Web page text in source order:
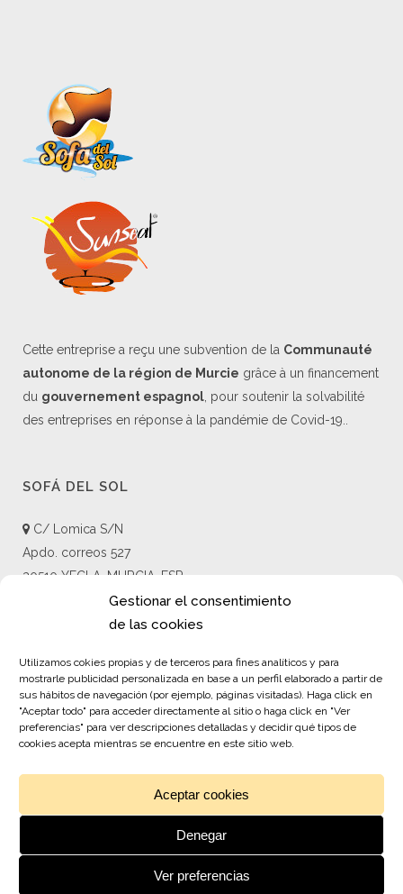
Gestionar el consentimiento
de las cookies
Utilizamos cokies propias y de terceros para fines analíticos y para
mostrarle publicidad personalizada en base a un perfil elaborado a partir de
sus hábitos de navegación (por ejemplo, páginas visitadas). Haga click en
"Aceptar todo" para acceder directamente al sitio o haga click en "Ver
preferencias" para ver descripciones detalladas y decidir qué tipos de
cookies acepta mientras se encuentre en este sitio web.
Aceptar cookies
Denegar
Ver preferencias
Cette entreprise a reçu une subvention de la Communauté
autonome de la région de Murcie grâce à un financement
du gouvernement espagnol , pour soutenir la solvabilité
des entreprises en réponse à la pandémie de Covid-19..
SOFÁ DEL SOL
C/ Lomica S/N
Apdo. correos 527
30510 YECLA, MURCIA, ESP
+34 868 058 622
+34 694 431 675
LIENS
Contact